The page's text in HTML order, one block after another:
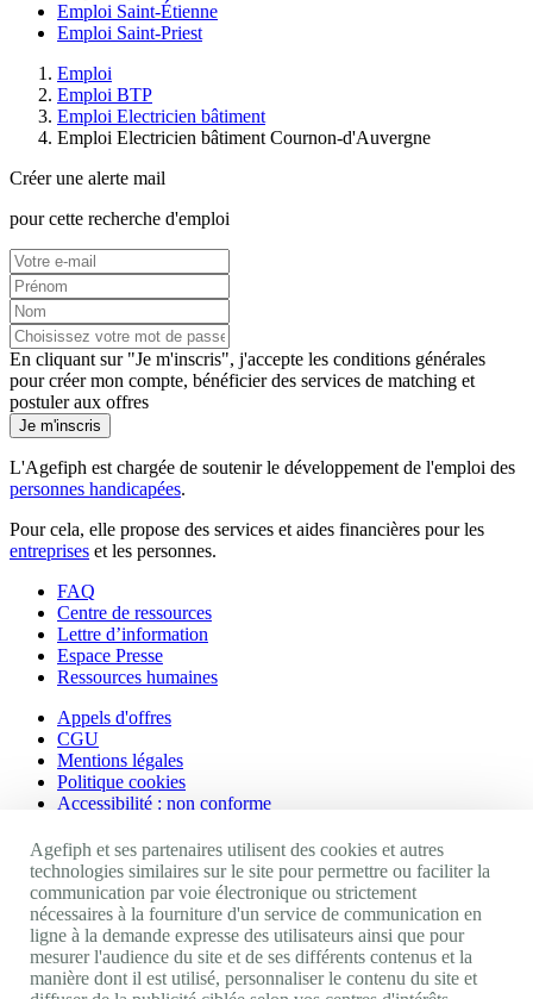
Emploi Saint-Étienne
Emploi Saint-Priest
Emploi
Emploi BTP
Emploi Electricien bâtiment
Emploi Electricien bâtiment Cournon-d'Auvergne
Créer une alerte mail
pour cette recherche d'emploi
En cliquant sur "Je m'inscris", j'accepte les conditions générales
pour créer mon compte, bénéficier des services de matching et
postuler aux offres
Je m'inscris
L'Agefiph est chargée de soutenir le développement de l'emploi des
personnes handicapées.
Pour cela, elle propose des services et aides financières pour les
entreprises et les personnes.
FAQ
Centre de ressources
Lettre d’information
Espace Presse
Ressources humaines
Appels d'offres
CGU
Mentions légales
Politique cookies
Accessibilité : non conforme
Nos autres sites
Site portail Agefiph
Activateur de progrès
Handinnov
Innovation et recherche
Université du RRH
Agefiph et ses partenaires utilisent des cookies et autres
technologies similaires sur le site pour permettre ou faciliter la
communication par voie électronique ou strictement
nécessaires à la fourniture d'un service de communication en
ligne à la demande expresse des utilisateurs ainsi que pour
mesurer l'audience du site et de ses différents contenus et la
manière dont il est utilisé, personnaliser le contenu du site et